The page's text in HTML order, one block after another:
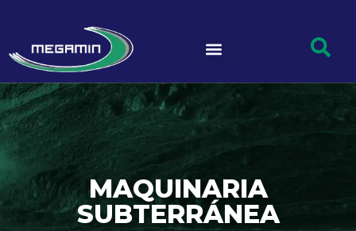
MAQUINARIA
SUBTERRÁNEA